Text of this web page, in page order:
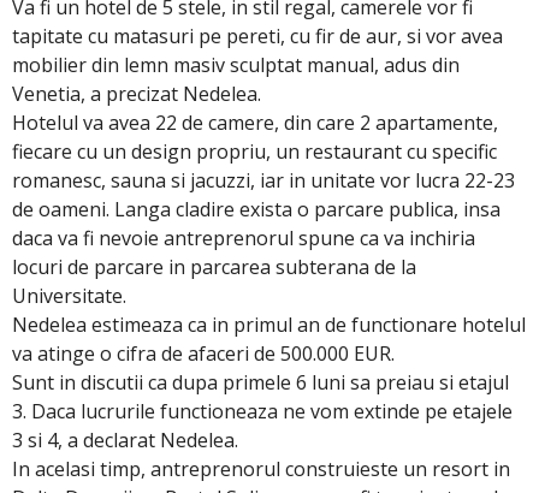
Va fi un hotel de 5 stele, in stil regal, camerele vor fi
tapitate cu matasuri pe pereti, cu fir de aur, si vor avea
mobilier din lemn masiv sculptat manual, adus din
Venetia, a precizat Nedelea.
Hotelul va avea 22 de camere, din care 2 apartamente,
fiecare cu un design propriu, un restaurant cu specific
romanesc, sauna si jacuzzi, iar in unitate vor lucra 22-23
de oameni. Langa cladire exista o parcare publica, insa
daca va fi nevoie antreprenorul spune ca va inchiria
locuri de parcare in parcarea subterana de la
Universitate.
Nedelea estimeaza ca in primul an de functionare hotelul
va atinge o cifra de afaceri de 500.000 EUR.
Sunt in discutii ca dupa primele 6 luni sa preiau si etajul
3. Daca lucrurile functioneaza ne vom extinde pe etajele
3 si 4, a declarat Nedelea.
In acelasi timp, antreprenorul construieste un resort in